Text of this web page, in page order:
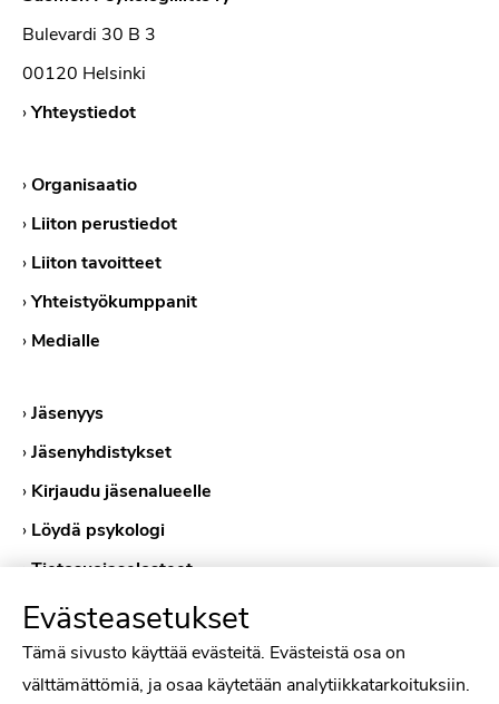
Bulevardi 30 B 3
00120 Helsinki
›Yhteystiedot
›Organisaatio
› Liiton perustiedot
› Liiton tavoitteet
›Yhteistyökumppanit
› Medialle
›Jäsenyys
›Jäsenyhdistykset
› Kirjaudu jäsenalueelle
› Löydä psykologi
›Tietosuojaselosteet
›Evästekäytännöt
Evästeasetukset
Tämä sivusto käyttää evästeitä. Evästeistä osa on
välttämättömiä, ja osaa käytetään analytiikkatarkoituksiin.